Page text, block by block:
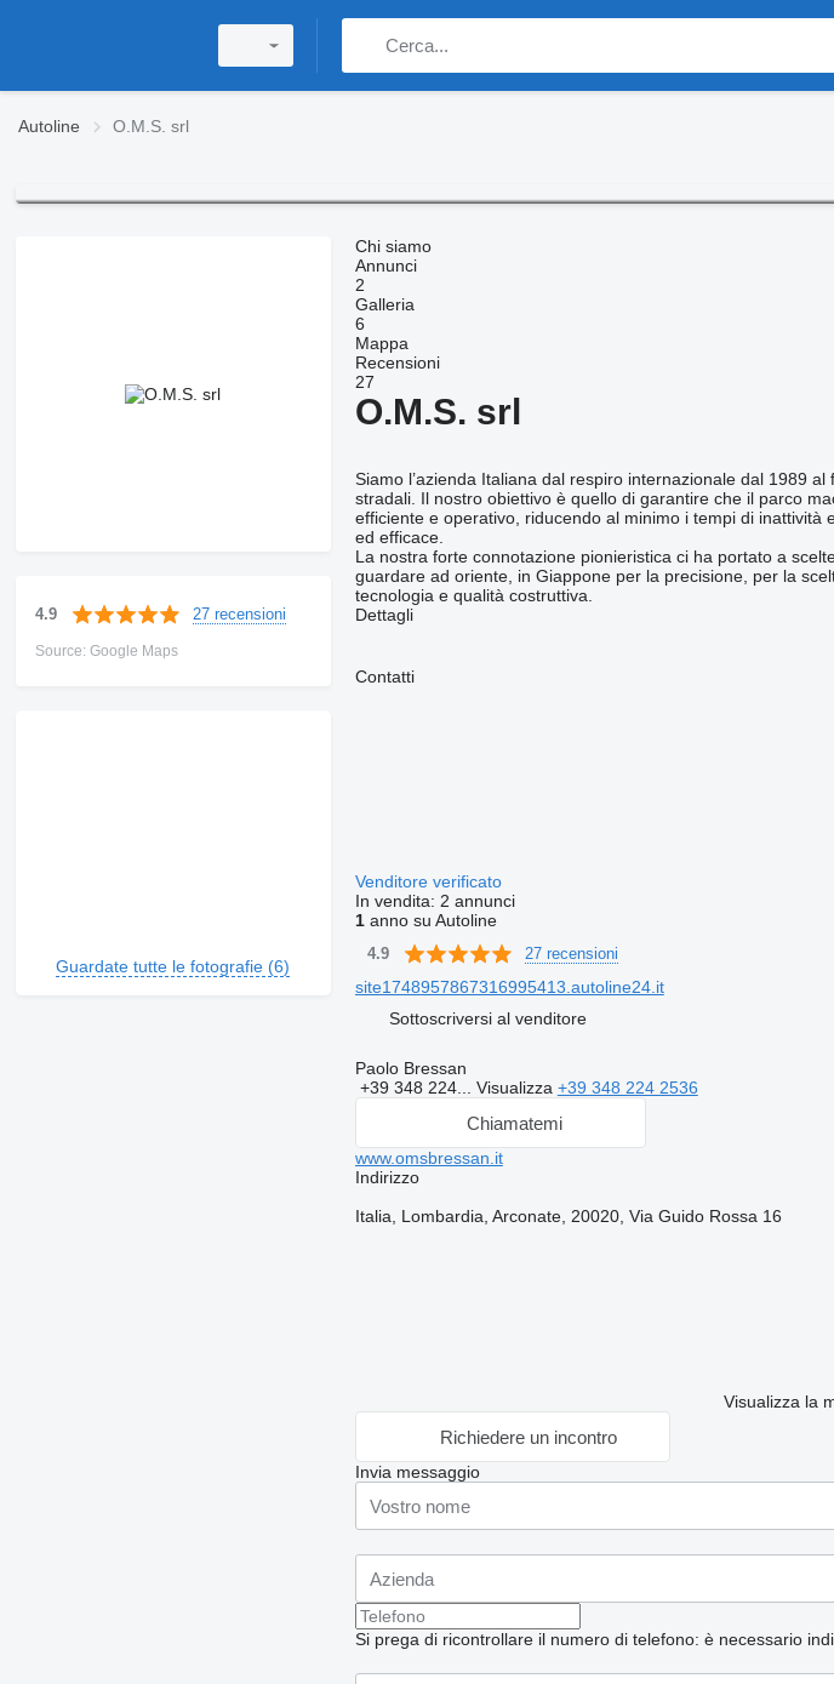
Autoline O.M.S. srl
4.9 27 recensioni
Source: Google Maps
Guardate tutte le fotografie (6)
Chi siamo
Annunci
2
Galleria
6
Mappa
Recensioni
27
O.M.S. srl
Siamo l’azienda Italiana dal respiro internazionale dal 1989
stradali. Il nostro obiettivo è quello di garantire che il parco
efficiente e operativo, riducendo al minimo i tempi di
ed efficace.
La nostra forte connotazione pionieristica ci ha portato a
guardare ad oriente, in Giappone per la precisione, per la
tecnologia e qualità costruttiva.
Dettagli
Contatti
Venditore verificato
In vendita: 2 annunci
1anno su Autoline
4.9 27 recensioni
site1748957867316995413.autoline24.it
Sottoscriversi al venditore
Paolo Bressan
+39 348 224... Visualizza +39 348 224 2536
Chiamatemi
www.omsbressan.it
Indirizzo
Italia, Lombardia, Arconate, 20020, Via Guido Rossa 16
Visualizza la
Richiedere un incontro
Invia messaggio
Si prega di ricontrollare il numero di telefono: è necessario